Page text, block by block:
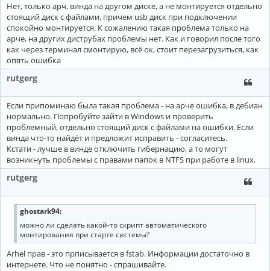
Нет, только арч, винда на другом диске, а не монтируется отдельно
стоящий диск с файлами, причем usb диск при подключении
спокойно монтируется. К сожалению такая проблема только на
арче, на других диструбах проблемы нет. Как и говорил после того
как через терминал смонтирую, всё ок, стоит перезагрузиться, как
опять ошибка
rutgerg
Если припоминаю была такая проблема - на арче ошибка, в дебиан
нормально. Попробуйте зайти в Windows и проверить
проблемный, отдельно стоящий диск с файлами на ошибки. Если
винда что-то найдёт и предложит исправить - согласитесь.
Кстати - лучше в винде отключить гибернацию, а то могут
возникнуть проблемы с правами папок в NTFS при работе в linux.
rutgerg
ghostark94:
можно ли сделать какой-то скрипт автоматического
монтирования при старте системы?
Arhel прав - это прписывается в fstab. Информации достаточно в
интернете. Что не понятно - спрашивайте.